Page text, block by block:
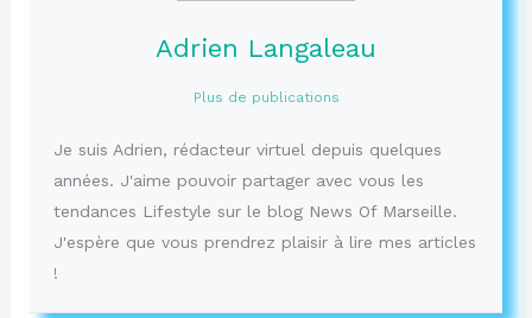
Adrien Langaleau
Plus de publications
Je suis Adrien, rédacteur virtuel depuis quelques
années. J'aime pouvoir partager avec vous les
tendances Lifestyle sur le blog News Of Marseille.
J'espère que vous prendrez plaisir à lire mes articles
!